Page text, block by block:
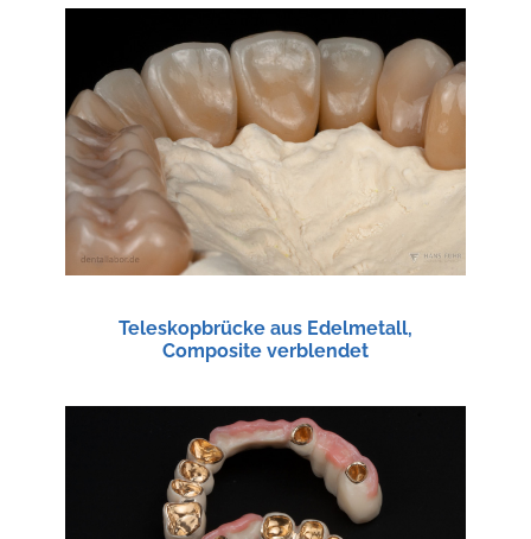
Teleskopbrücke aus Edelmetall,
Composite verblendet